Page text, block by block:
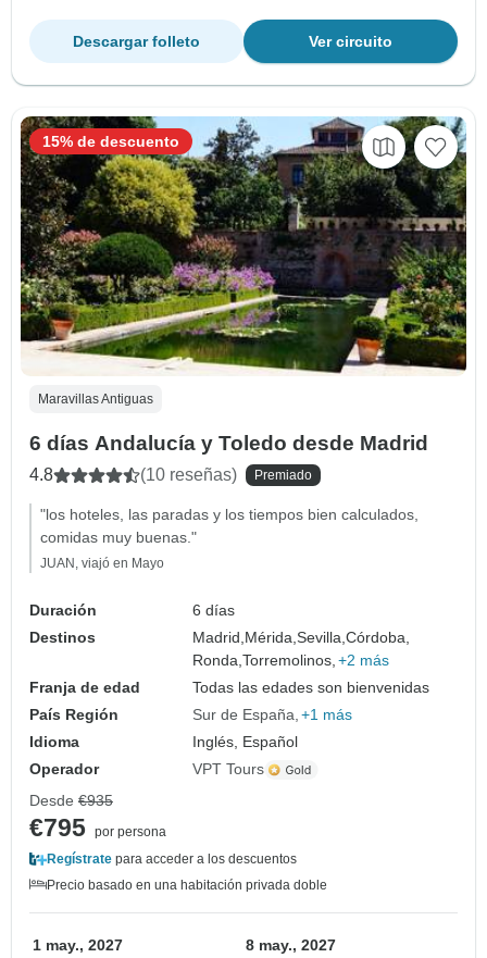
Ver circuito
Descargar folleto
Maravillas Antiguas
6 días Andalucía y Toledo desde Madrid
4.8 (10 reseñas) Premiado
"los hoteles, las paradas y los tiempos bien calculados,
comidas muy buenas."
JUAN, viajó en Mayo
Duración
6 días
Destinos
Madrid, Mérida,Sevilla,Córdoba,
Ronda,Torremolinos, +2 más
Franja de edad
Todas las edades son bienvenidas
País Región
Sur de España +1 más
Idioma
Inglés, Español
Operador
VPT Tours
15% de descuento
Desde €935
€795 por persona
Regístrate para acceder a los descuentos
Precio basado en una habitación privada doble
1 may., 2027 8 may., 2027